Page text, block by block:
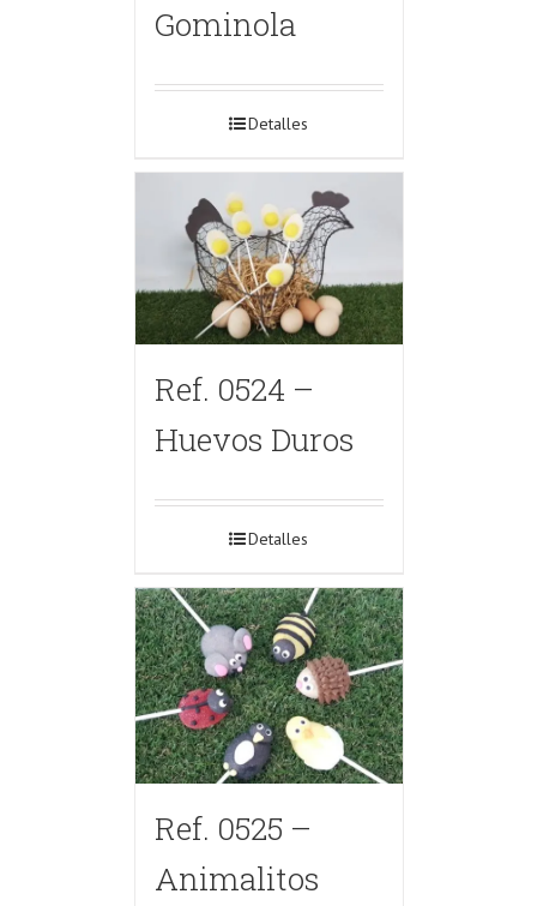
Gominola
Detalles
Ref. 0524 –
Huevos Duros
Detalles
Ref. 0525 –
Animalitos